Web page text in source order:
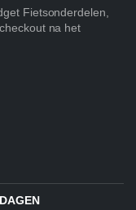
Fietsonderdelen,
na het